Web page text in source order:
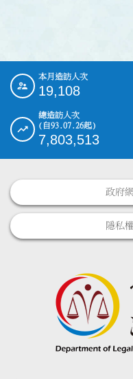
::: 本月造訪人次
19,108
總造訪人次
(自93.07.26起)
7,803,513
政府
隱私